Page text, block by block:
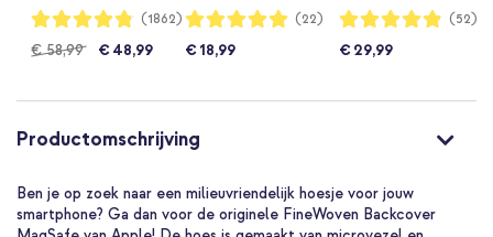
Zwart
Waardering:
96%
(1862)
€ 58,99 € 48,99
haakjes Apple
Latte
Waardering:
99%
(22)
€ 18,99
iPhone 17e / 16e / 15
Dancer
Waardering:
97%
(52)
€ 29,99
Productomschrijving
Ben je op zoek naar een milieuvriendelijk hoesje voor jouw
smartphone? Ga dan voor de originele FineWoven Backcover